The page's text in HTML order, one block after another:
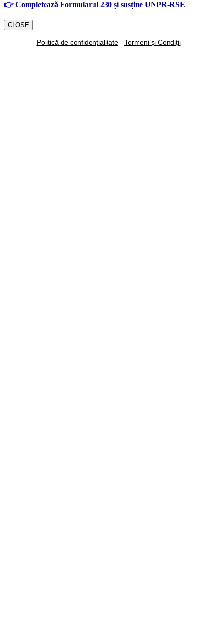
👉 Completează Formularul 230 și susține UNPR-RSE
CLOSE
Politică de confidențialitate- Termeni și Condiții